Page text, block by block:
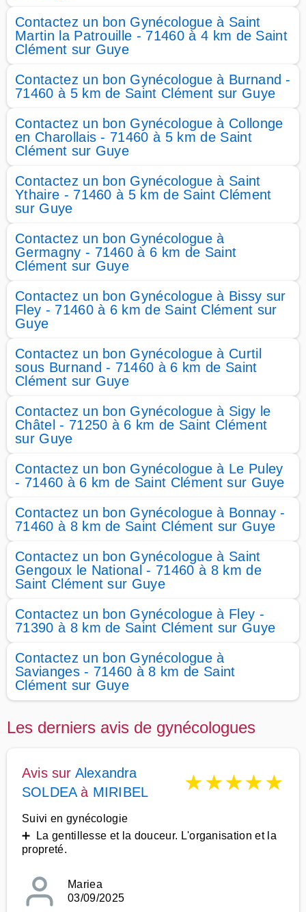
Contactez un bon Gynécologue à Saint
Martin la Patrouille - 71460 à 4 km de Saint
Clément sur Guye
Contactez un bon Gynécologue à Burnand -
71460 à 5 km de Saint Clément sur Guye
Contactez un bon Gynécologue à Collonge
en Charollais - 71460 à 5 km de Saint
Clément sur Guye
Contactez un bon Gynécologue à Saint
Ythaire - 71460 à 5 km de Saint Clément
sur Guye
Contactez un bon Gynécologue à
Germagny - 71460 à 6 km de Saint
Clément sur Guye
Contactez un bon Gynécologue à Bissy sur
Fley - 71460 à 6 km de Saint Clément sur
Guye
Contactez un bon Gynécologue à Curtil
sous Burnand - 71460 à 6 km de Saint
Clément sur Guye
Contactez un bon Gynécologue à Sigy le
Châtel - 71250 à 6 km de Saint Clément
sur Guye
Contactez un bon Gynécologue à Le Puley
- 71460 à 6 km de Saint Clément sur Guye
Contactez un bon Gynécologue à Bonnay -
71460 à 8 km de Saint Clément sur Guye
Contactez un bon Gynécologue à Saint
Gengoux le National - 71460 à 8 km de
Saint Clément sur Guye
Contactez un bon Gynécologue à Fley -
71390 à 8 km de Saint Clément sur Guye
Contactez un bon Gynécologue à
Savianges - 71460 à 8 km de Saint
Clément sur Guye
Les derniers avis de gynécologues
Avis sur Alexandra
SOLDEAà MIRIBEL ★★★★★
Suivi en gynécologie
➕ La gentillesse et la douceur. L'organisation et la
propreté.
Mariea
03/09/2025